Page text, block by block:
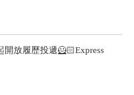
開放履歷投遞🦸🏻Express